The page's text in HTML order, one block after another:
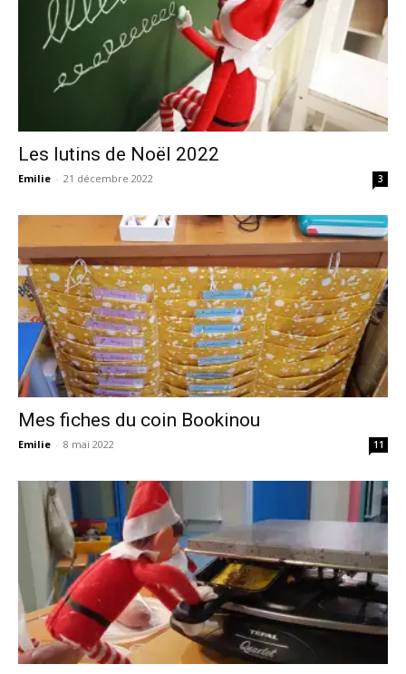
Les lutins de Noël 2022
Emilie - 21 décembre 2022 3
Mes fiches du coin Bookinou
Emilie - 8 mai 2022 11